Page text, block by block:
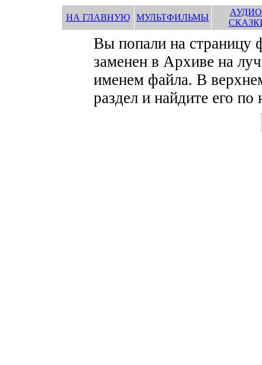
НА ГЛАВНУЮ МУЛЬТФИЛЬМЫ
Вы попали на страницу
заменен в Архиве на
именем файла. В
раздел и найдите его по